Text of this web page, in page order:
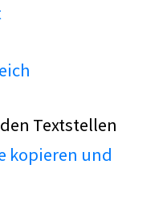
Textstellen
kopieren und